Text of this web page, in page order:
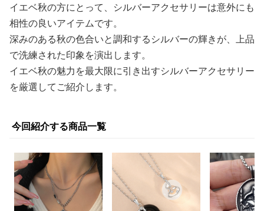
イエベ秋の方にとって、シルバーアクセサリーは意外にも
相性の良いアイテムです。
深みのある秋の色合いと調和するシルバーの輝きが、上品
で洗練された印象を演出します。
イエベ秋の魅力を最大限に引き出すシルバーアクセサリー
を厳選してご紹介します。
今回紹介する商品一覧